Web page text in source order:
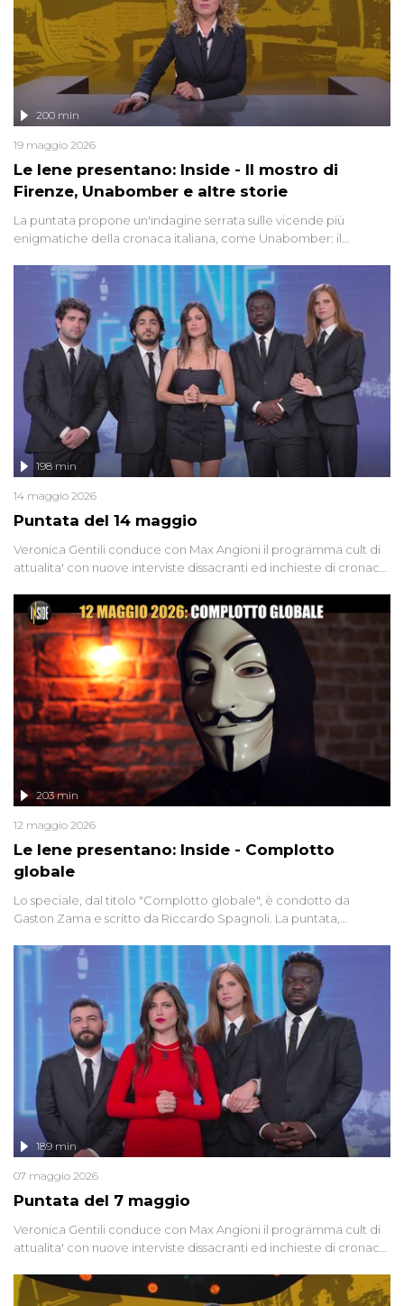
Le Iene presentano: Inside - Il mostro di
Firenze, Unabomber e altre storie
200 min
19 maggio 2026
La puntata propone un'indagine serrata sulle vicende più
enigmatiche della cronaca italiana, come Unabomber: il
'90 e il 2000 che, inquietantemente, potrebbe essere ancora in
libertà. Lo speciale affronta inoltre le zone d'ombra sul Mostro di
Firenze, le cui responsabilità appaiono ancora oggi avvolte in un
groviglio di dubbi mai chiariti. Nel corso dello speciale anche
l'intervista inedita a Olindo Romano, realizzata ne...
Puntata del 14 maggio
198 min
14 maggio 2026
Veronica Gentili conduce con Max Angioni il programma cult di
attualita' con nuove interviste dissacranti ed inchieste di cronaca
Le Iene presentano: Inside - Complotto
globale
203 min
12 maggio 2026
Lo speciale, dal titolo "Complotto globale", è condotto da
Gaston Zama e scritto da Riccardo Spagnoli. La puntata,
racconta l'universo delle narrazioni alternative, dei sospetti
globali e del complottismo che negli ultimi anni hanno invaso
social network, talk show, piazze digitali e immaginario collettivo.
Puntata del 7 maggio
189 min
07 maggio 2026
Veronica Gentili conduce con Max Angioni il programma cult di
attualita' con nuove interviste dissacranti ed inchieste di cronaca